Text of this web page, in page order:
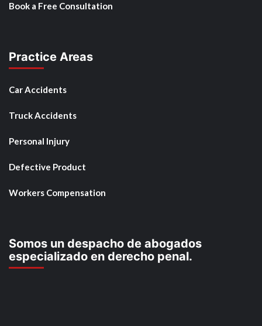
Book a Free Consultation
Practice Areas
Car Accidents
Truck Accidents
Personal Injury
Defective Product
Workers Compensation
Somos un despacho de abogados
especializado en derecho penal.